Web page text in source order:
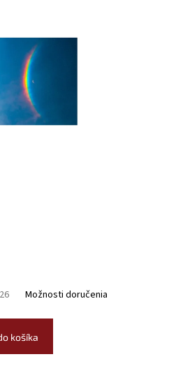
Možnosti doručenia
košíka